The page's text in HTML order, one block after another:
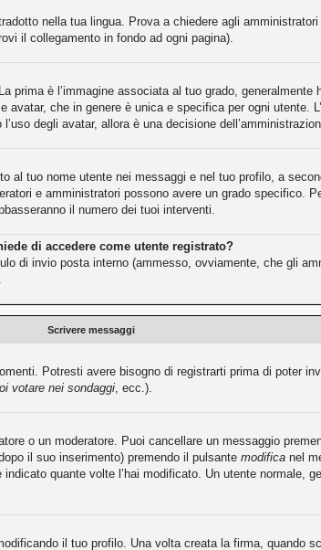
nella tua lingua. Prova a chiedere agli
il collegamento in fondo ad ogni pagina).
è l’immagine associata al tuo grado,
che in genere è unica e specifica per ogni utente.
degli avatar, allora è una decisione
al tuo nome utente nei messaggi e nel tuo profilo, a
e amministratori possono avere un grado specifico.
il numero dei tuoi interventi.
di accedere come utente registrato?
di invio posta interno (ammesso, ovviamente, che gli
Scrivere messaggi
Potresti avere bisogno di registrarti prima di poter
votare nei sondaggi, ecc.).
o un moderatore. Puoi cancellare un messaggio
il suo inserimento) premendo il pulsantemodifica nel
quante volte l’hai modificato. Un utente normale,
il tuo profilo. Una volta creata la firma, quando